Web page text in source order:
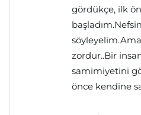
gördükçe, ilk
zordur..Bir
samimiyetini
önce kendine